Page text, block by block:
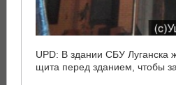
UPD: В здании СБУ Луганска
щита перед зданием, чтобы